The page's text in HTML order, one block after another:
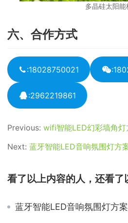
多晶硅太阳能
六、合作方式
:18028750021
:2962219861
Previous: wifi智能LED幻彩墙角灯
Next: 蓝牙智能LED音响氛围灯方
看了以上内容的人，还看了
蓝牙智能LED音响氛围灯方案